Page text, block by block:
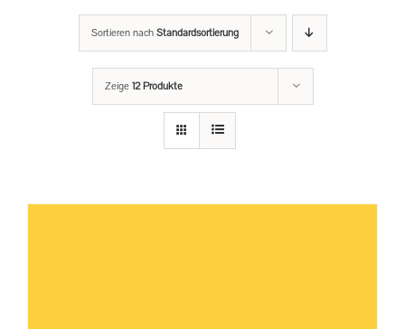
Sortieren nach Standardsortierung
Zeige 12 Produkte